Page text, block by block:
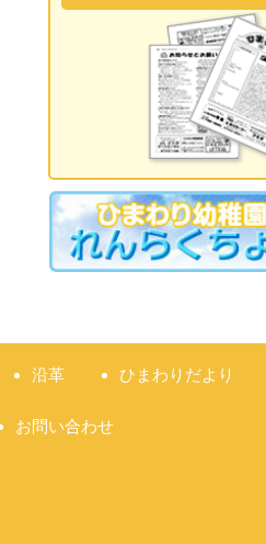
2026.09.15 入園説明会
2026.09.18 誕生日会
2026.09.21 敬老の日
2026.09.22 国民の休日
2026.09.23 秋分の日
沿革 ひまわりだより
お問い合わせ